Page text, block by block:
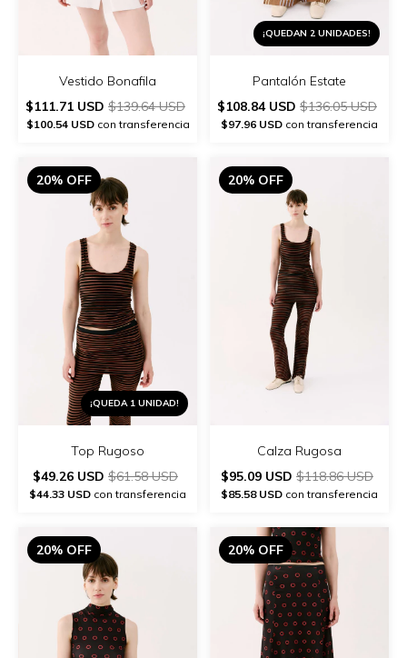
Vestido Bonafila
$111.71 USD $139.64 USD
$100.54 USDcon transferencia
¡QUEDAN 2 UNIDADES!
Pantalón Estate
$108.84 USD $136.05 USD
$97.96 USD con transferencia
20% OFF
¡QUEDA 1 UNIDAD!
Top Rugoso
$49.26 USD $61.58 USD
$44.33 USD con transferencia
20% OFF
Calza Rugosa
$95.09 USD $118.86 USD
$85.58 USD con transferencia
20% OFF 20% OFF